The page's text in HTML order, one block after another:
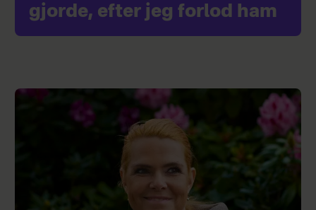
gjorde, efter jeg forlod ham